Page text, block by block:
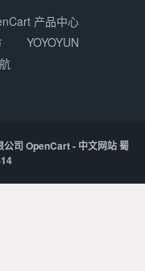
产品中心
YOYOYUN
公司 OpenCart - 中文网站蜀